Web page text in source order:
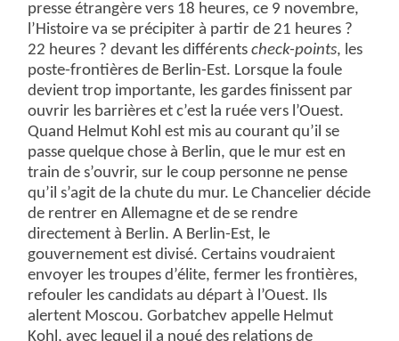
presse étrangère vers 18 heures, ce 9 novembre,
l’Histoire va se précipiter à partir de 21 heures ?
22 heures ? devant les différentscheck-points, les
poste-frontières de Berlin-Est. Lorsque la foule
devient trop importante, les gardes finissent par
ouvrir les barrières et c’est la ruée vers l’Ouest.
Quand Helmut Kohl est mis au courant qu’il se
passe quelque chose à Berlin, que le mur est en
train de s’ouvrir, sur le coup personne ne pense
qu’il s’agit de la chute du mur. Le Chancelier décide
de rentrer en Allemagne et de se rendre
directement à Berlin. A Berlin-Est, le
gouvernement est divisé. Certains voudraient
envoyer les troupes d’élite, fermer les frontières,
refouler les candidats au départ à l’Ouest. Ils
alertent Moscou. Gorbatchev appelle Helmut
Kohl, avec lequel il a noué des relations de